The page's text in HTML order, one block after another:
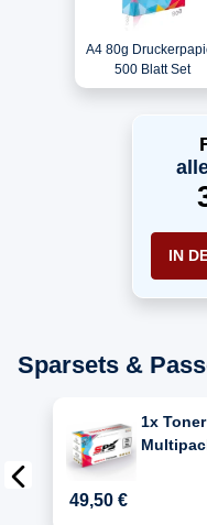
A4 80g
500 Blatt Set
IN
Sparsets &
1x
Brother
(DR-
49,50 €